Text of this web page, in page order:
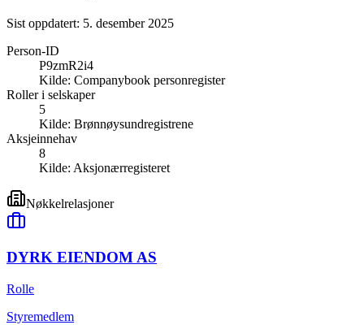
Sist oppdatert: 5. desember 2025
Person-ID
P9zmR2i4
Kilde: Companybook personregister
Roller i selskaper
5
Kilde: Brønnøysundregistrene
Aksjeinnehav
8
Kilde: Aksjonærregisteret
Nøkkelrelasjoner
DYRK EIENDOM AS
Rolle
Styremedlem